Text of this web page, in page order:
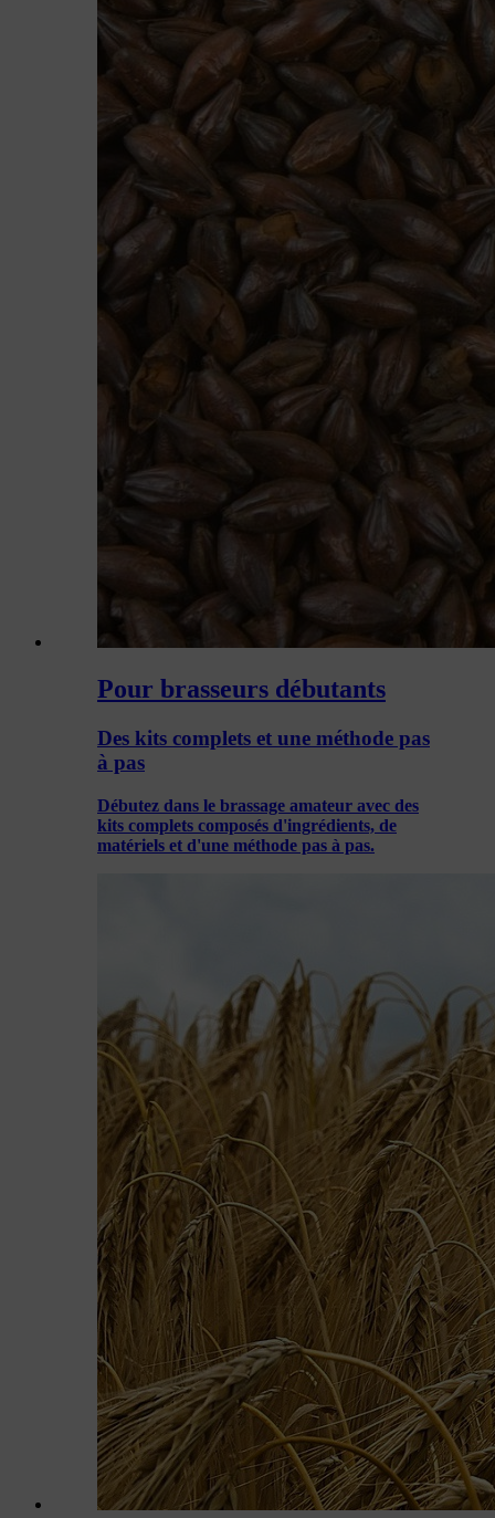
Pour brasseurs débutants
Des kits complets et une méthode pas
à pas
Débutez dans le brassage amateur avec des
kits complets composés d'ingrédients, de
matériels et d'une méthode pas à pas.